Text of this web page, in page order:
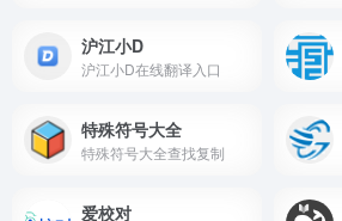
沪江小D
沪江小D在线翻译入口
特殊符号大全
特殊符号大全查找复制
爱校对